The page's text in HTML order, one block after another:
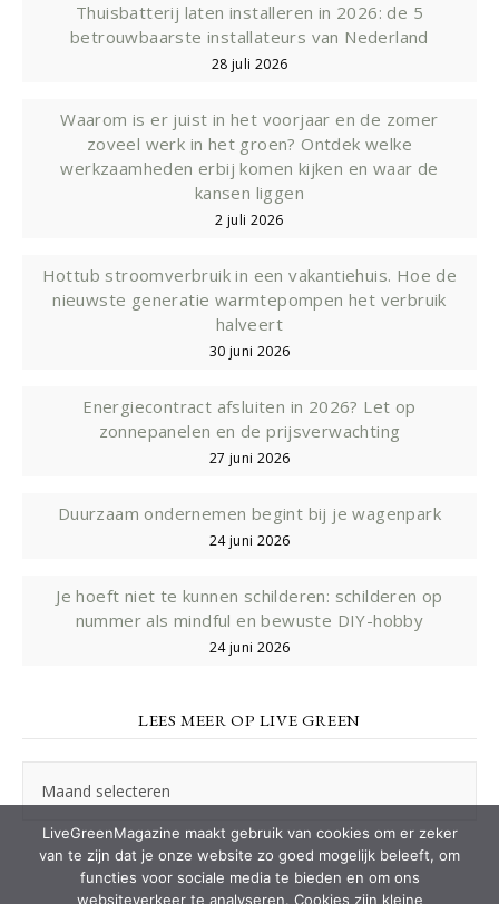
Thuisbatterij laten installeren in 2026: de 5
betrouwbaarste installateurs van Nederland
28 juli 2026
Waarom is er juist in het voorjaar en de zomer
zoveel werk in het groen? Ontdek welke
werkzaamheden erbij komen kijken en waar de
kansen liggen
2 juli 2026
Hottub stroomverbruik in een vakantiehuis. Hoe de
nieuwste generatie warmtepompen het verbruik
halveert
30 juni 2026
Energiecontract afsluiten in 2026? Let op
zonnepanelen en de prijsverwachting
27 juni 2026
Duurzaam ondernemen begint bij je wagenpark
24 juni 2026
Je hoeft niet te kunnen schilderen: schilderen op
nummer als mindful en bewuste DIY-hobby
24 juni 2026
LEES MEER OP LIVE GREEN
meer
LiveGreenMagazine maakt gebruik van cookies om er zeker
van te zijn dat je onze website zo goed mogelijk beleeft, om
functies voor sociale media te bieden en om ons
websiteverkeer te analyseren. Cookies zijn kleine